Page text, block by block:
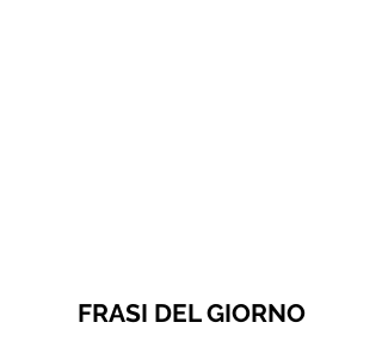
FRASI DEL GIORNO